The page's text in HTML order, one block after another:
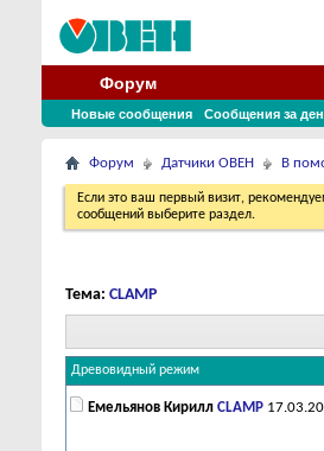
Форум
Новые сообщения Сообщения за
Форум Датчики ОВЕН В
Если это ваш первый визит,
сообщений выберите раздел.
Тема: CLAMP
Древовидный режим
Емельянов Кирилл CLAMP